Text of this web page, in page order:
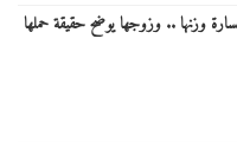
وزنها .. وزوجها يوضح حقيقة حملها